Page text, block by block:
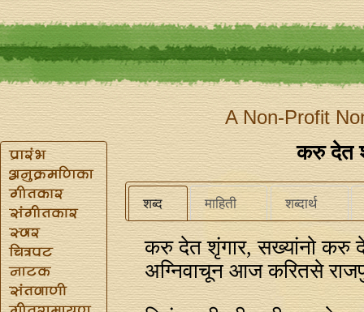
A Non-Profit
करु देत
शब्द माहिती शब्दार्थ
करु देत शृंगार, सख्यांनो करु
अग्‍निवाचून आज करितसे